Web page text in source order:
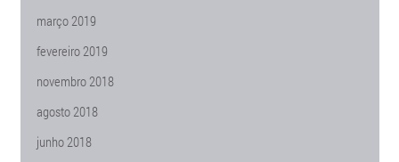
março 2019
fevereiro 2019
novembro 2018
agosto 2018
junho 2018